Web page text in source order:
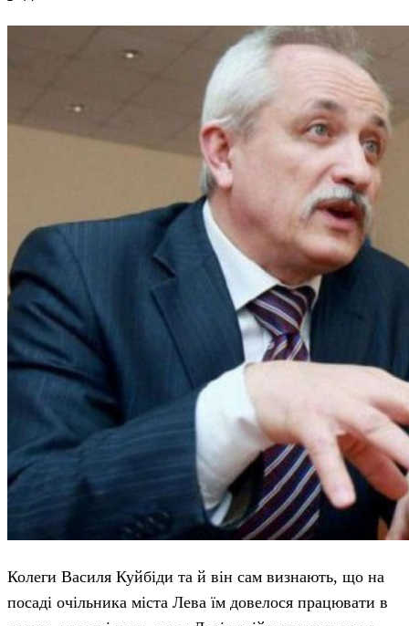
Колеги Василя Куйбіди та й він сам визнають, що на
посаді очільника міста Лева їм довелося працювати в